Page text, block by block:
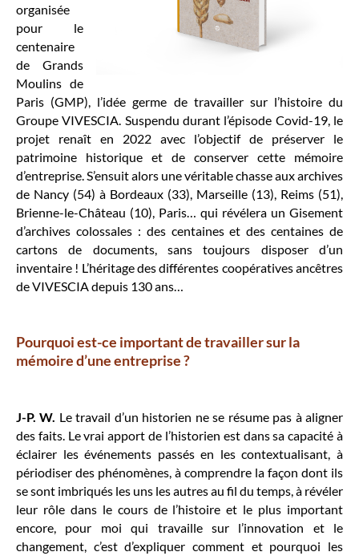
organisée
pour le
centenaire
de Grands
Moulins de
Paris (GMP), l’idée germe de travailler sur l’histoire du
Groupe VIVESCIA. Suspendu durant l’épisode Covid-19, le
projet renaît en 2022 avec l’objectif de préserver le
patrimoine historique et de conserver cette mémoire
d’entreprise. S’ensuit alors une véritable chasse aux archives
de Nancy (54) à Bordeaux (33), Marseille (13), Reims (51),
Brienne-le-Château (10), Paris… qui révélera un Gisement
d’archives colossales : des centaines et des centaines de
cartons de documents, sans toujours disposer d’un
inventaire ! L’héritage des différentes coopératives ancêtres
de VIVESCIA depuis 130 ans…
Pourquoi est-ce important de travailler sur la
mémoire d’une entreprise ?
J-P. W. Le travail d’un historien ne se résume pas à aligner
des faits. Le vrai apport de l’historien est dans sa capacité à
éclairer les événements passés en les contextualisant, à
périodiser des phénomènes, à comprendre la façon dont ils
se sont imbriqués les uns les autres au fil du temps, à révéler
leur rôle dans le cours de l’histoire et le plus important
encore, pour moi qui travaille sur l’innovation et le
changement, c’est d’expliquer comment et pourquoi les